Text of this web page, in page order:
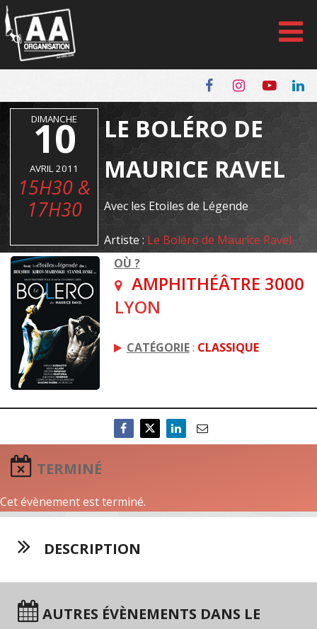
Panneau de gestion des cookies
DIMANCHE
10
AVRIL 2011
15H30 &
17H30
LE BOLÉRO DE
MAURICE RAVEL
Avec les Etoiles de Légende
Artiste : Le Boléro de Maurice Ravel
OÙ ?
AMPHITHÉÂTRE 3000
LYON
CATÉGORIE: CLASSIQUE
TERMINÉ
Cet évènement est terminé.
DESCRIPTION
AUTRES ÉVÈNEMENTS DANS LE